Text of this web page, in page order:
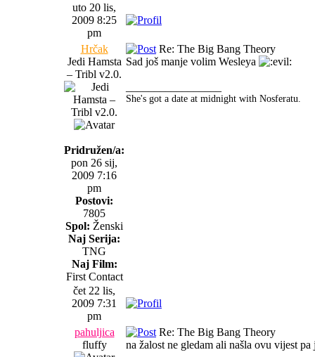
uto 20 lis,
2009 8:25
pm
Hrčak
Jedi Hamsta
– Tribl v2.0.
Pridružen/a:
pon 26 sij,
2009 7:16
pm
Postovi:
7805
Spol: Ženski
Naj Serija:
TNG
Naj Film:
First Contact
Re: The Big Bang Theory
Sad još manje volim Wesleya
She's got a date at midnight with Nosferatu.
čet 22 lis,
2009 7:31
pm
pahuljica
fluffy
Re: The Big Bang Theory
na žalost ne gledam ali našla ovu vijest